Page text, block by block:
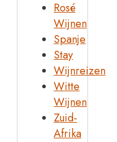
Rosé
Wijnen
Spanje
Stay
Wijnreizen
Witte
Wijnen
Zuid-
Afrika